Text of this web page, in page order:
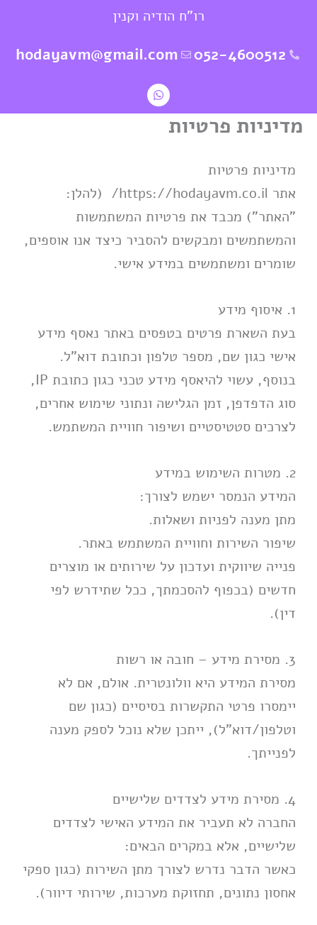
רו"ח הודיה וקנין
052-4600512
hodayavm@gmail.com
W
h
a
מדיניות פרטיות
מדיניות פרטיות
אתר https://hodayavm.co.il/ (להלן:
"האתר") מכבד את פרטיות המשתמשות
והמשתמשים ומבקשים להסביר כיצד אנו אוספים,
שומרים ומשתמשים במידע אישי.
1. איסוף מידע
בעת השארת פרטים בטפסים באתר נאסף מידע
אישי כגון שם, מספר טלפון וכתובת דוא"ל.
בנוסף, עשוי להיאסף מידע טכני כגון כתובת IP,
סוג הדפדפן, זמן הגלישה ונתוני שימוש אחרים,
לצרכים סטטיסטיים ושיפור חוויית המשתמש.
2. מטרות השימוש במידע
המידע הנמסר ישמש לצורך:
מתן מענה לפניות ושאלות.
שיפור השירות וחוויית המשתמש באתר.
פנייה שיווקית ועדכון על שירותים או מוצרים
חדשים (בכפוף להסכמתך, ככל שתידרש לפי
דין).
3. מסירת מידע – חובה או רשות
מסירת המידע היא וולונטרית. אולם, אם לא
יימסרו פרטי התקשרות בסיסיים (כגון שם
וטלפון/דוא"ל), ייתכן שלא נוכל לספק מענה
לפנייתך.
4. מסירת מידע לצדדים שלישיים
החברה לא תעביר את המידע האישי לצדדים
שלישיים, אלא במקרים הבאים:
כאשר הדבר נדרש לצורך מתן השירות (כגון ספקי
אחסון נתונים, תחזוקת מערכות, שירותי דיוור).